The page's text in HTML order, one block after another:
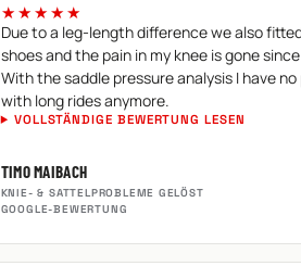
★★★★★
Due to a leg-length difference we also
shoes and the pain in my knee is gone
With the saddle pressure analysis I have
with long rides anymore.
VOLLSTÄNDIGE BEWERTUNG LESEN
TIMO MAIBACH
KNIE- & SATTELPROBLEME GELÖST
GOOGLE-BEWERTUNG